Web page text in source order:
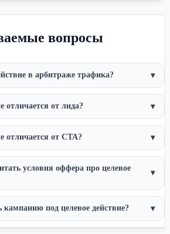
вопросы
в арбитраже трафика? ▾
отличается от лида? ▾
отличается от CTA? ▾
условия оффера про целевое
▾
под целевое действие? ▾